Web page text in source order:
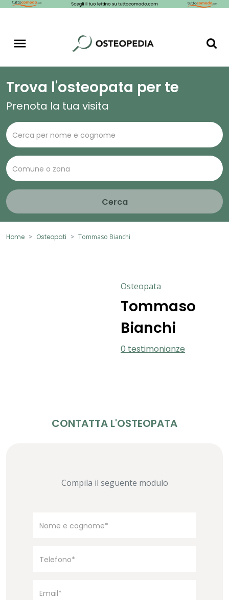
Trova l'osteopata per te
Prenota la tua visita
Cerca
Home Osteopati Tommaso Bianchi
Osteopata
Tommaso
Bianchi
0 testimonianze
CONTATTA L'OSTEOPATA
Compila il seguente modulo